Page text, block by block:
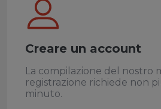
Creare un account
La compilazione del nostro
registrazione richiede non
minuto.